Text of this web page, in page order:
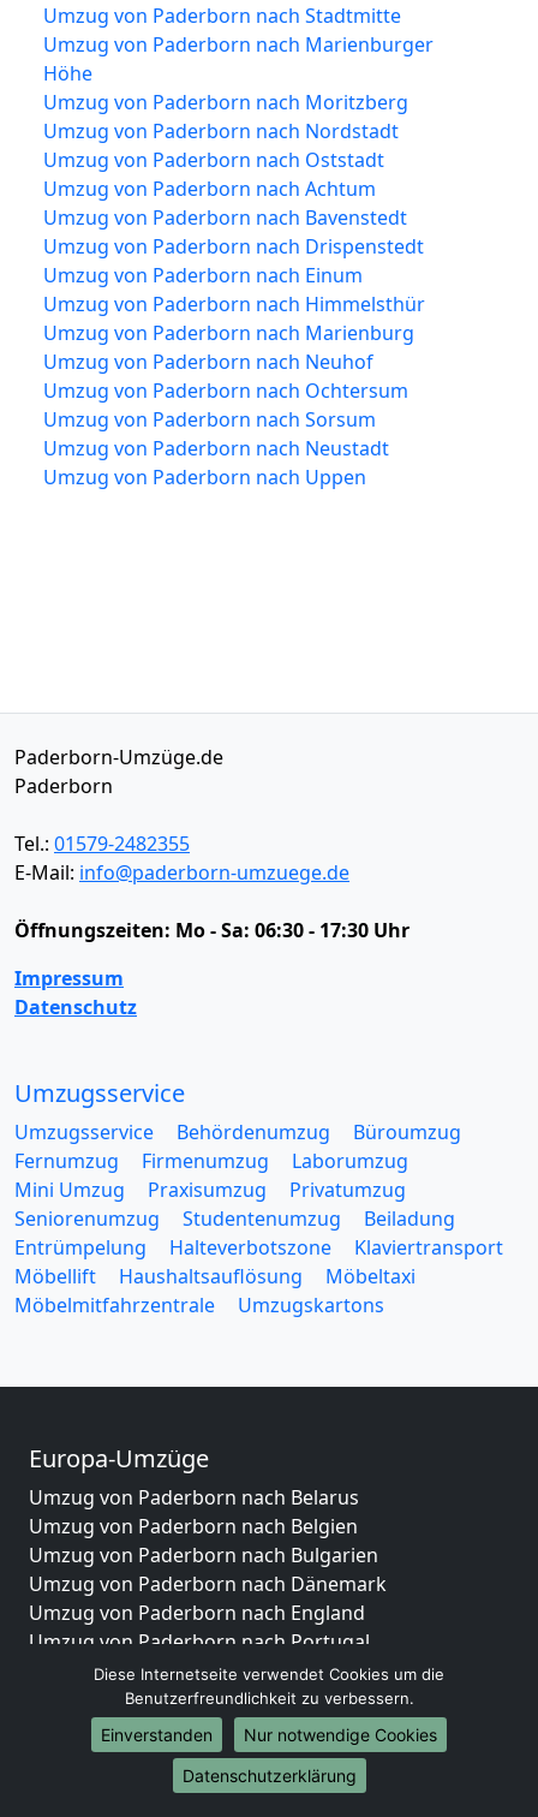
Umzug von Paderborn nach Stadtmitte
Umzug von Paderborn nach Marienburger
Höhe
Umzug von Paderborn nach Moritzberg
Umzug von Paderborn nach Nordstadt
Umzug von Paderborn nach Oststadt
Umzug von Paderborn nach Achtum
Umzug von Paderborn nach Bavenstedt
Umzug von Paderborn nach Drispenstedt
Umzug von Paderborn nach Einum
Umzug von Paderborn nach Himmelsthür
Umzug von Paderborn nach Marienburg
Umzug von Paderborn nach Neuhof
Umzug von Paderborn nach Ochtersum
Umzug von Paderborn nach Sorsum
Umzug von Paderborn nach Neustadt
Umzug von Paderborn nach Uppen
Paderborn-Umzüge.de
Paderborn
Tel.: 01579-2482355
E-Mail: info@paderborn-umzuege.de
Öffnungszeiten: Mo - Sa: 06:30 - 17:30 Uhr
Impressum
Datenschutz
Umzugsservice
Umzugsservice Behördenumzug
Büroumzug
Fernumzug
Firmenumzug
Laborumzug
Mini Umzug
Praxisumzug
Privatumzug
Seniorenumzug
Studentenumzug
Beiladung
Entrümpelung
Halteverbotszone
Klaviertransport
Möbellift
Haushaltsauflösung
Möbeltaxi
Möbelmitfahrzentrale
Umzugskartons
Europa-Umzüge
Umzug von Paderborn nach Belarus
Umzug von Paderborn nach Belgien
Umzug von Paderborn nach Bulgarien
Umzug von Paderborn nach Dänemark
Umzug von Paderborn nach England
Umzug von Paderborn nach Portugal
Umzug von Paderborn nach Bosnien
und Herzegowina
Umzug von Paderborn nach Irland
Umzug von Paderborn nach Lettland
Umzug von Paderborn nach Zypern
Diese Internetseite verwendet Cookies um die
Benutzerfreundlichkeit zu verbessern.
Einverstanden
Nur notwendige Cookies
Datenschutzerklärung